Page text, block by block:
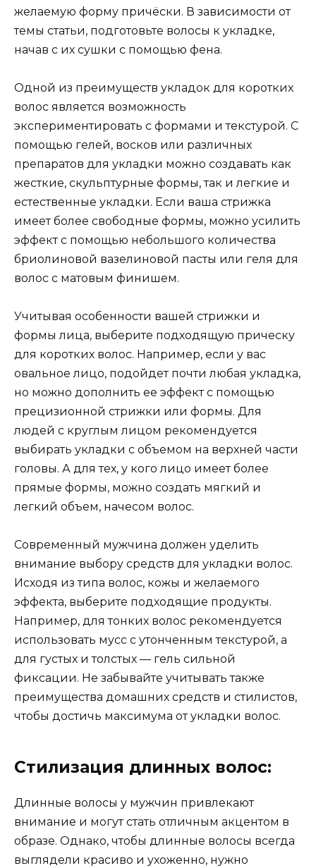
желаемую форму причёски. В зависимости от
темы статьи, подготовьте волосы к укладке,
начав с их сушки с помощью фена.
Одной из преимуществ укладок для коротких
волос является возможность
экспериментировать с формами и текстурой. С
помощью гелей, восков или различных
препаратов для укладки можно создавать как
жесткие, скульптурные формы, так и легкие и
естественные укладки. Если ваша стрижка
имеет более свободные формы, можно усилить
эффект с помощью небольшого количества
бриолиновой вазелиновой пасты или геля для
волос с матовым финишем.
Учитывая особенности вашей стрижки и
формы лица, выберите подходящую прическу
для коротких волос. Например, если у вас
овальное лицо, подойдет почти любая укладка,
но можно дополнить ее эффект с помощью
прецизионной стрижки или формы. Для
людей с круглым лицом рекомендуется
выбирать укладки с объемом на верхней части
головы. А для тех, у кого лицо имеет более
прямые формы, можно создать мягкий и
легкий объем, начесом волос.
Современный мужчина должен уделить
внимание выбору средств для укладки волос.
Исходя из типа волос, кожы и желаемого
эффекта, выберите подходящие продукты.
Например, для тонких волос рекомендуется
использовать мусс с утонченным текстурой, а
для густых и толстых — гель сильной
фиксации. Не забывайте учитывать также
преимущества домашних средств и стилистов,
чтобы достичь максимума от укладки волос.
Стилизация длинных волос:
Длинные волосы у мужчин привлекают
внимание и могут стать отличным акцентом в
образе. Однако, чтобы длинные волосы всегда
выглядели красиво и ухоженно, нужно